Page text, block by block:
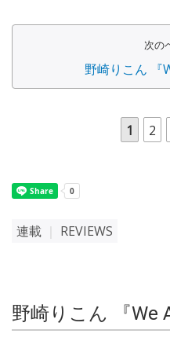
次の
野崎りこん 『
1 2
連載
REVIEWS
野崎りこん 『We